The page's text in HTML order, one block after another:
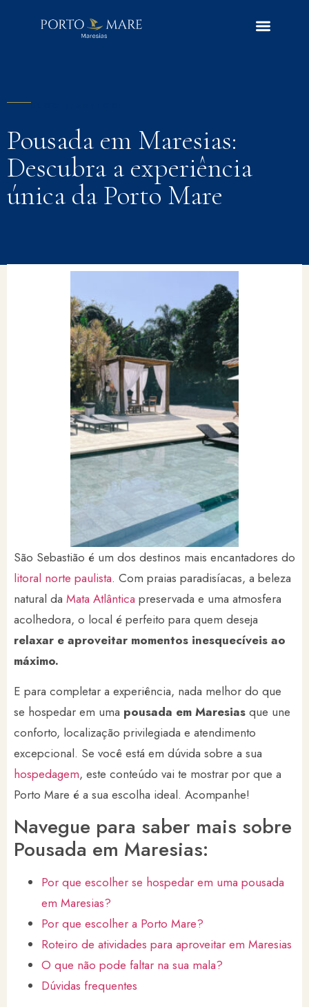
Pousada em Maresias:
Descubra a experiência
única da Porto Mare
São Sebastião é um dos destinos mais encantadores do
litoral norte paulista. Com praias paradisíacas, a beleza
natural da Mata Atlântica preservada e uma atmosfera
acolhedora, o local é perfeito para quem deseja
relaxar e aproveitar momentos inesquecíveis ao
máximo.
E para completar a experiência, nada melhor do que
se hospedar em uma pousada em Maresias que une
conforto, localização privilegiada e atendimento
excepcional. Se você está em dúvida sobre a sua
hospedagem, este conteúdo vai te mostrar por que a
Porto Mare é a sua escolha ideal. Acompanhe!
Navegue para saber mais sobre
Pousada em Maresias:
Por que escolher se hospedar em uma pousada
em Maresias?
Por que escolher a Porto Mare?
Roteiro de atividades para aproveitar em Maresias
O que não pode faltar na sua mala?
Dúvidas frequentes